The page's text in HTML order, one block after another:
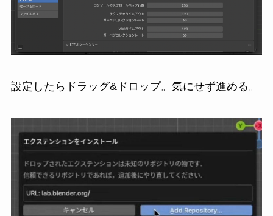
設定したらドラッグ&ドロップ。気にせず進める。